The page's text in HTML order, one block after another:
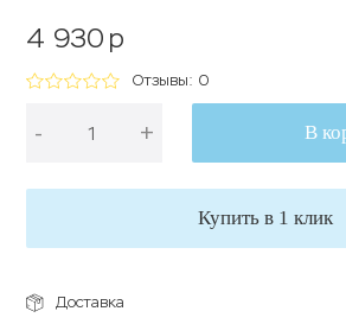
4 930 p
Отзывы: 0
- + В
Купить в 1 клик
Доставка